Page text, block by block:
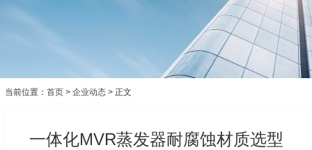
当前位置： 首页 > 企业动态 > 正文
一体化MVR蒸发器耐腐蚀材质选型